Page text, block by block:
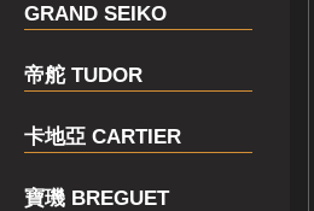
GRAND SEIKO
帝舵 TUDOR
卡地亞 CARTIER
寶璣 BREGUET